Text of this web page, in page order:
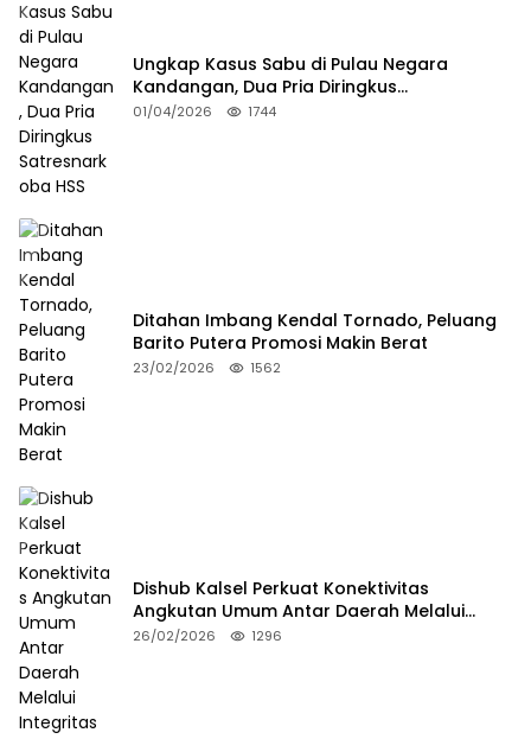
Ungkap Kasus Sabu di Pulau Negara
Kandangan, Dua Pria Diringkus
Satresnarkoba HSS
01/04/2026 1744
Ditahan Imbang Kendal Tornado, Peluang
Barito Putera Promosi Makin Berat
23/02/2026 1562
Dishub Kalsel Perkuat Konektivitas
Angkutan Umum Antar Daerah Melalui
Integritas
26/02/2026 1296